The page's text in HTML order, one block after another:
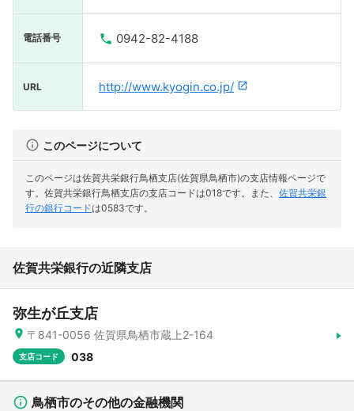
電話番号 0942-82-4188
URL http://www.kyogin.co.jp/
このページについて
このページは佐賀共栄銀行鳥栖支店(佐賀県鳥栖市)の支店情報ページで
す。 佐賀共栄銀行鳥栖支店の支店コードは018です。 また、 佐賀共栄銀
行の銀行コードは0583です。
佐賀共栄銀行の近隣支店
弥生が丘支店
〒841-0056 佐賀県鳥栖市蔵上2-164
支店コード 038
鳥栖市のその他の金融機関